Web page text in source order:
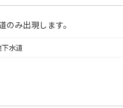
のみ出現します。
水道